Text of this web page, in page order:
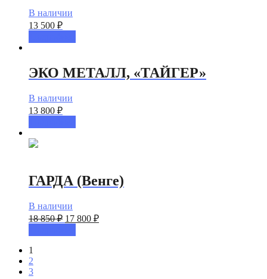
В наличии
13 500 ₽
ЭКО МЕТАЛЛ, «ТАЙГЕР»
В наличии
13 800 ₽
ГАРДА (Венге)
В наличии
18 850₽ 17 800 ₽
1
2
3